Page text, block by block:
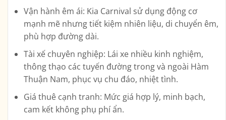
Vận hành êm ái: Kia Carnival sử dụng động cơ
mạnh mẽ nhưng tiết kiệm nhiên liệu, di chuyển êm,
phù hợp đường dài.
Tài xế chuyên nghiệp: Lái xe nhiều kinh nghiệm,
thông thạo các tuyến đường trong và ngoài Hàm
Thuận Nam, phục vụ chu đáo, nhiệt tình.
Giá thuê cạnh tranh: Mức giá hợp lý, minh bạch,
cam kết không phụ phí ẩn.